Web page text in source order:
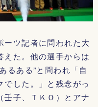
ツ記者に問われた大
た。他の選手からは
るある”と問われ「自
した。」と残念がっ
子、ＴＫＯ）とアナ